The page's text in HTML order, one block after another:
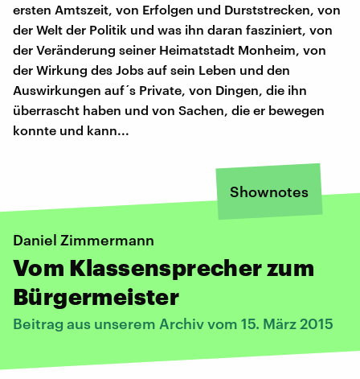
ersten Amtszeit, von Erfolgen und Durststrecken, von
der Welt der Politik und was ihn daran fasziniert, von
der Veränderung seiner Heimatstadt Monheim, von
der Wirkung des Jobs auf sein Leben und den
Auswirkungen auf´s Private, von Dingen, die ihn
überrascht haben und von Sachen, die er bewegen
konnte und kann...
Shownotes
Daniel Zimmermann
Vom Klassensprecher zum
Bürgermeister
Beitrag aus unserem Archiv vom 15. März 2015